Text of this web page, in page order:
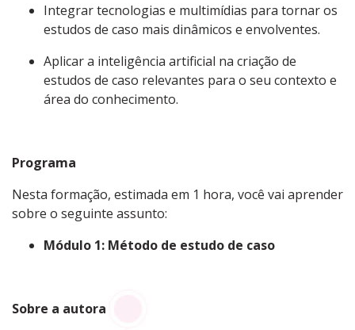
Integrar tecnologias e multimídias para tornar os
estudos de caso mais dinâmicos e envolventes.
Aplicar a inteligência artificial na criação de
estudos de caso relevantes para o seu contexto e
área do conhecimento.
Programa
Nesta formação, estimada em 1 hora, você vai aprender
sobre o seguinte assunto:
Módulo 1: Método de estudo de caso
Sobre a autora